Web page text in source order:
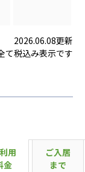
2026.06.08更新
て税込み表示です
用
金
ご入居
まで